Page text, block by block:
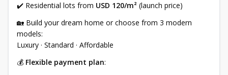
✔️ Residential lots from USD 120/m² (launch price)
🏡 Build your dream home or choose from 3 modern
models:
Luxury · Standard · Affordable
💰 Flexible payment plan: